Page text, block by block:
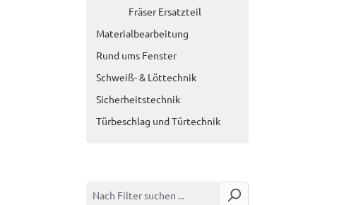
Fräser Ersatzteil
Materialbearbeitung
Rund ums Fenster
Schweiß- & Löttechnik
Sicherheitstechnik
Türbeschlag und Türtechnik